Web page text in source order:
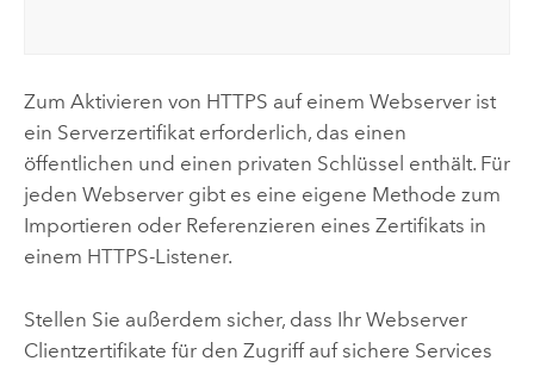
Zum Aktivieren von HTTPS auf einem Webserver ist
ein Serverzertifikat erforderlich, das einen
öffentlichen und einen privaten Schlüssel enthält. Für
jeden Webserver gibt es eine eigene Methode zum
Importieren oder Referenzieren eines Zertifikats in
einem HTTPS-Listener.
Stellen Sie außerdem sicher, dass Ihr Webserver
Clientzertifikate für den Zugriff auf sichere Services